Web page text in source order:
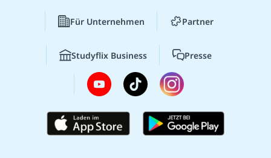
Für Unternehmen Partner
Studyflix Business Presse